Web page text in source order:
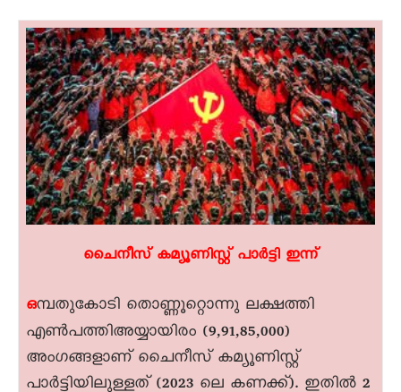
ചെെനീസ് കമ്യൂണിസ്റ്റ് പാർട്ടി ഇന്ന്
ഒമ്പതുകോടി തൊണ്ണൂറ്റൊന്നു ലക്ഷത്തി
എൺപത്തിഅയ്യായിരം (9,91,85,000)
അംഗങ്ങളാണ് ചെെനീസ് കമ്യൂണിസ്റ്റ്
പാർട്ടിയിലുള്ളത് (2023 ലെ കണക്ക്). ഇതിൽ 2